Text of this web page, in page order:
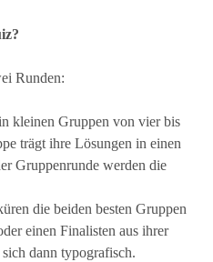
Runden:
kleinen Gruppen von vier bis
trägt ihre Lösungen in einen
Gruppenrunde werden die
die beiden besten Gruppen
einen Finalisten aus ihrer
dann typografisch.